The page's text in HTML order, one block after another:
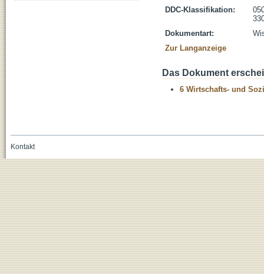
DDC-Klassifikation:
Dokumentart:
Zur Langanzeige
Das Dokument
6 Wirtschafts- und
Kontakt